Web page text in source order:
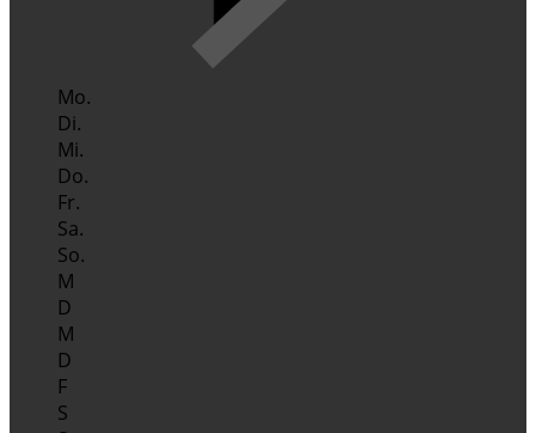
Mo.
Di.
Mi.
Do.
Fr.
Sa.
So.
M
D
M
D
F
S